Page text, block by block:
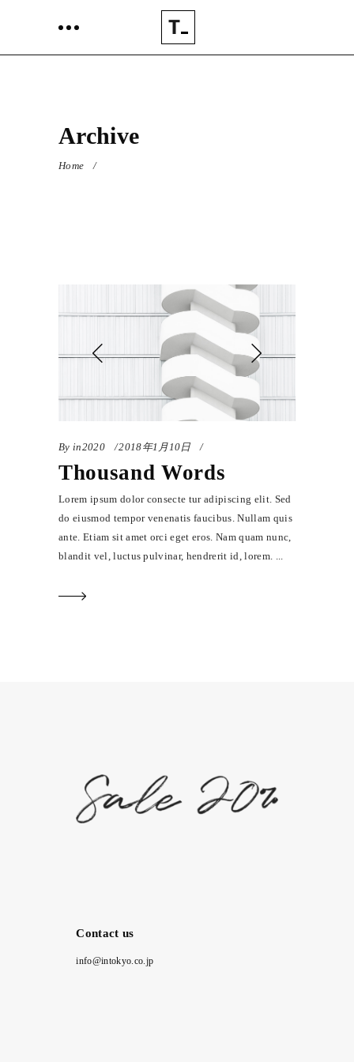
Archive
Home /
By in2020 2018年1月10日
Thousand Words
Lorem ipsum dolor consecte tur adipiscing elit. Sed
do eiusmod tempor venenatis faucibus. Nullam quis
ante. Etiam sit amet orci eget eros. Nam quam nunc,
blandit vel, luctus pulvinar, hendrerit id, lorem.
Contact us
info@intokyo.co.jp